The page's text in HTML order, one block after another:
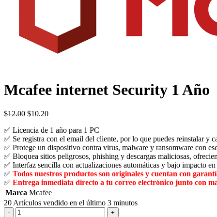
Mcafee internet Security 1 Año
El
original
era:
$29.99.
$12.00El
actual
es:
$12.00.
$10.20
✅ Licencia de 1 año para 1 PC
✅ Se registra con el email del cliente, por lo que puedes reinstalar y
✅ Protege un dispositivo contra virus, malware y ransomware con
✅ Bloquea sitios peligrosos, phishing y descargas maliciosas,
✅ Interfaz sencilla con actualizaciones automáticas y bajo impacto
✅ Todos nuestros productos son originales y cuentan con
✅ Entrega inmediata directo a tu correo electrónico junto con
Marca Mcafee
20 Artículos vendido en el último 3 minutos
Mcafee